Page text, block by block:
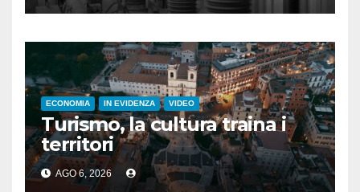
ECONOMIA IN EVIDENZA VIDEO
Turismo, la cultura traina i
territori
AGO 6, 2026